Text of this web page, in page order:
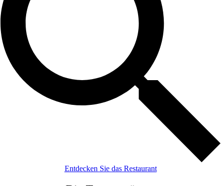
Entdecken Sie das Restaurant